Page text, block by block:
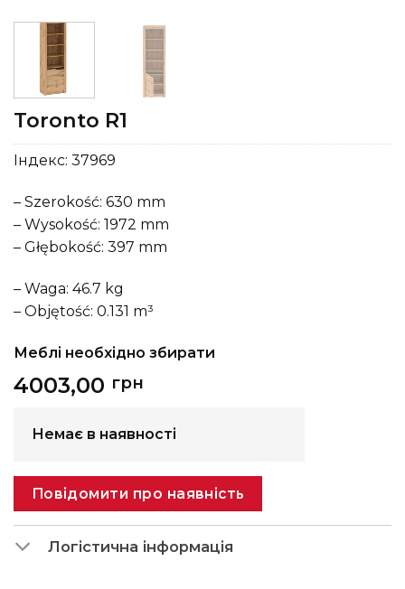
Toronto R1
Індекс: 37969
– Szerokość: 630 mm
– Wysokość: 1972 mm
– Głębokość: 397 mm
– Waga: 46.7 kg
– Objętość: 0.131 m³
Меблі необхідно збирати
4003,00 грн
Немає в наявності
Повідомити про наявність
Логістична інформація